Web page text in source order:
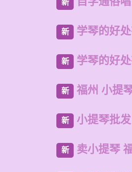
新
新 学琴的好
新 学琴的好
新 福州 小提
新 小提琴批
新 卖小提琴